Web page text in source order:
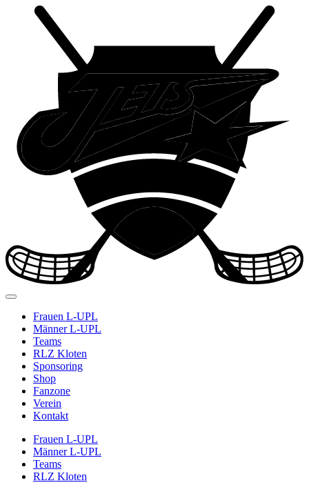
Frauen L-UPL
Männer L-UPL
Teams
RLZ Kloten
Sponsoring
Shop
Fanzone
Verein
Kontakt
Frauen L-UPL
Männer L-UPL
Teams
RLZ Kloten